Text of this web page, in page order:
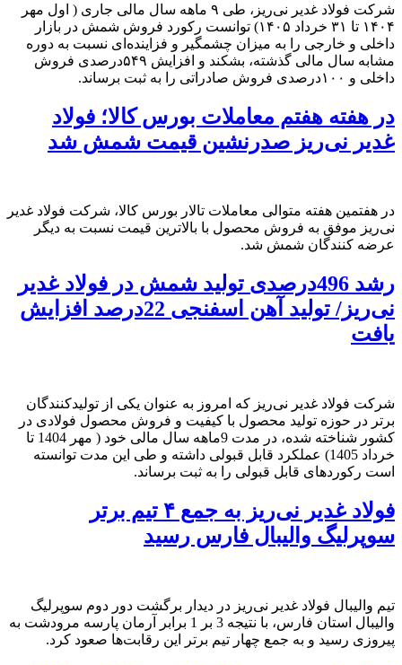
شرکت فولاد غدیر نی‌ریز، طی ۹ ماهه سال مالی جاری ( اول مهر
۱۴۰۴ تا ۳۱ خرداد ۱۴۰۵) توانست رکورد فروش شمش در بازار
داخلی و خارجی را به میزان چشمگیر و فزاینده‌ای نسبت به دوره
مشابه سال مالی گذشته، بشکند و افزایش ۵۴۹درصدی فروش
داخلی و ۱۰۰درصدی فروش صادراتی را به ثبت برساند.
در هفته هفتم معاملات بورس کالا؛ فولاد
غدیر نی‌ریز صدرنشین قیمت شمش شد
در هفتمین هفته متوالی معاملات تالار بورس کالا، شرکت فولاد غدیر
نی‌ریز موفق به فروش محصول با بالاترین قیمت نسبت به دیگر
عرضه کنندگان شمش شد.
رشد 496درصدی تولید شمش در فولاد غدیر
نی‌ریز/ تولید آهن اسفنجی 22درصد افزایش
یافت
شرکت فولاد غدیر نی‌ریز که امروز به عنوان یکی از تولیدکنندگان
برتر در حوزه تولید محصول با کیفیت و فروش محصول فولادی در
کشور شناخته شده، در مدت 9ماهه سال مالی خود ( مهر 1404 تا
خرداد 1405) عملکرد قابل قبولی داشته و طی این مدت توانسته
است رکوردهای قابل قبولی را به ثبت برساند.
فولاد غدیر نی‌ریز به جمع ۴ تیم برتر
سوپرلیگ والیبال فارس رسید
تیم والیبال فولاد غدیر نی‌ریز در دیدار برگشت دور دوم سوپرلیگ
والیبال استان فارس، با نتیجه 3 بر 1 برابر آرمان پارسه مرودشت به
پیروزی رسید و به جمع چهار تیم برتر این رقابت‌ها صعود کرد.